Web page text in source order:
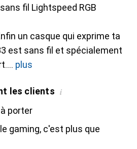
fil Lightspeed RGB
un casque qui exprime ta
est sans fil et spécialement
plus
les clients i
porter
gaming, c'est plus que